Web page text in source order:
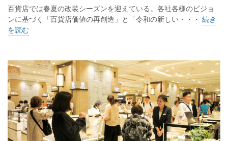
百貨店では春夏の改装シーズンを迎えている。各社各様のビジョ
ンに基づく「百貨店価値の再創造」と「令和の新しい・・・ 続き
を読む